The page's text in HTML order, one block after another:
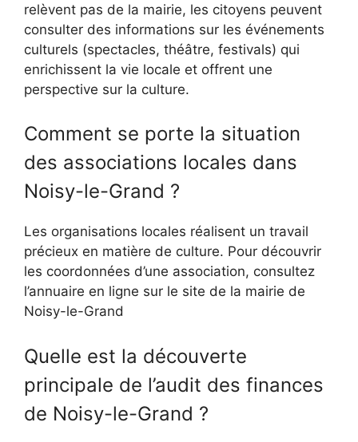
relèvent pas de la mairie, les citoyens peuvent
consulter des informations sur les événements
culturels (spectacles, théâtre, festivals) qui
enrichissent la vie locale et offrent une
perspective sur la culture.
Comment se porte la situation
des associations locales dans
Noisy-le-Grand ?
Les organisations locales réalisent un travail
précieux en matière de culture. Pour découvrir
les coordonnées d’une association, consultez
l’annuaire en ligne sur le site de la mairie de
Noisy-le-Grand
Quelle est la découverte
principale de l’audit des finances
de Noisy-le-Grand ?